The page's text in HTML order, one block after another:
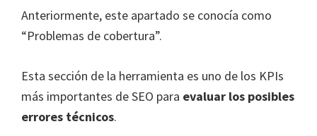
Anteriormente, este apartado se conocía como
“Problemas de cobertura”.
Esta sección de la herramienta es uno de los KPIs
más importantes de SEO para evaluar los posibles
errores técnicos.